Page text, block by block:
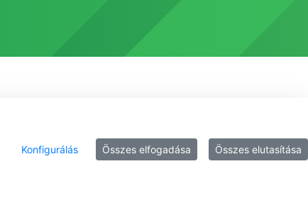
Konfigurálás Összes elfogadása Összes elutasítása